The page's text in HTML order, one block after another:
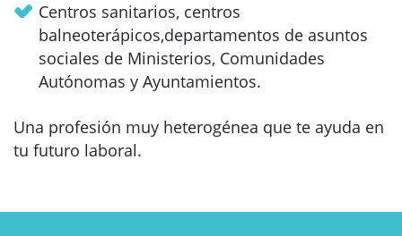
Centros sanitarios, centros
balneoterápicos,departamentos de asuntos
sociales de Ministerios, Comunidades
Autónomas y Ayuntamientos.
Una profesión muy heterogénea que te ayuda en
tu futuro laboral.